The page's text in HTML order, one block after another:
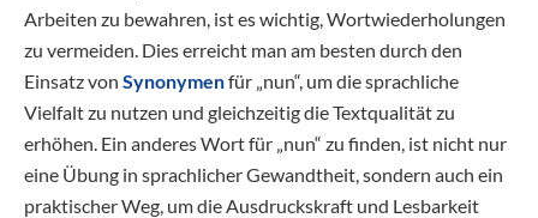
Arbeiten zu bewahren, ist es wichtig, Wortwiederholungen
zu vermeiden. Dies erreicht man am besten durch den
Einsatz von Synonymenfür „nun“, um die sprachliche
Vielfalt zu nutzen und gleichzeitig die Textqualität zu
erhöhen. Ein anderes Wort für „nun“ zu finden, ist nicht nur
eine Übung in sprachlicher Gewandtheit, sondern auch ein
praktischer Weg, um die Ausdruckskraft und Lesbarkeit